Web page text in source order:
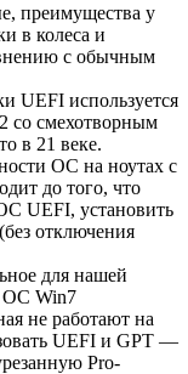
преимущества у
в колеса и
с обычным
UEFI используется
со смехотворным
в 21 веке.
ОС на ноутах с
до того, что
UEFI, установить
отключения
для нашей
ОС Win7
не работают на
UEFI и GPT —
Pro-